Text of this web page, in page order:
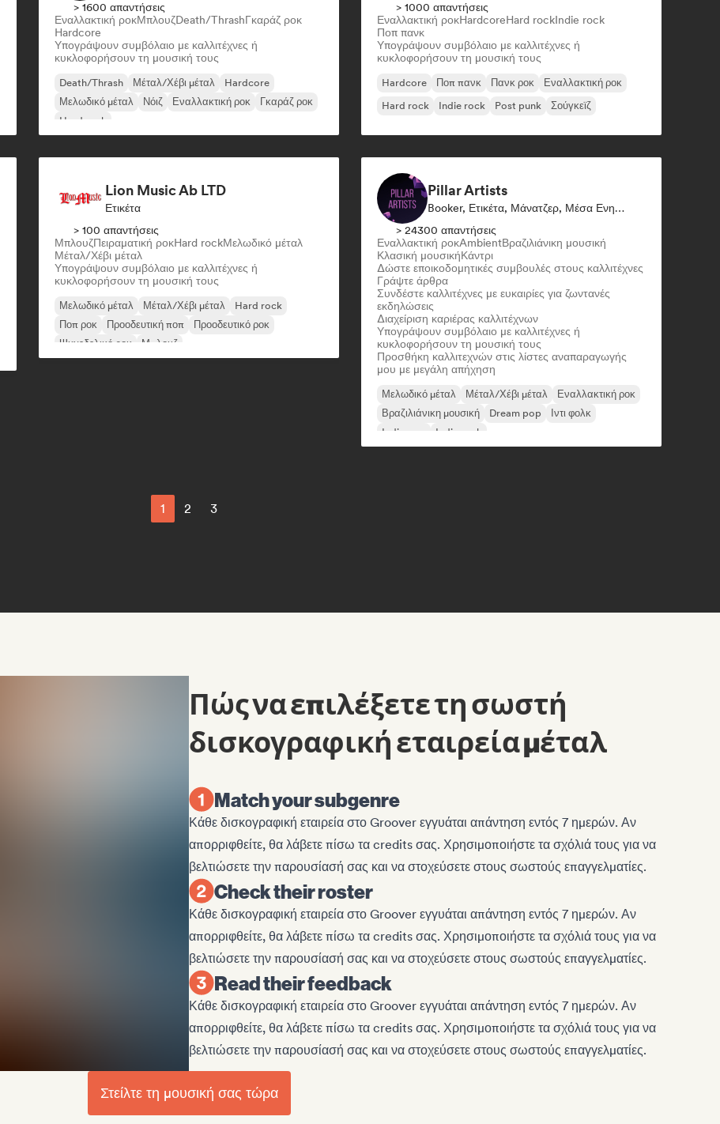
> 1600 απαντήσεις
Εναλλακτική ροκΜπλουζDeath/ThrashΓκαράζ ροκ
Hardcore
Υπογράψουν συμβόλαιο με καλλιτέχνες ή
κυκλοφορήσουν τη μουσική τους
Death/Thrash Μέταλ/Χέβι μέταλ
Hardcore
Μελωδικό μέταλ
Νόιζ Εναλλακτική ροκ
Γκαράζ ροκ
Hard rock
> 1000 απαντήσεις
Εναλλακτική ροκHardcoreHard rockIndie rock
Ποπ πανκ
Υπογράψουν συμβόλαιο με καλλιτέχνες ή
κυκλοφορήσουν τη μουσική τους
Hardcore Ποπ πανκ Πανκ ροκ
Εναλλακτική ροκ
Hard rock
Indie rock Post punk Σούγκεϊζ
Lion Music Ab LTD
Ετικέτα
> 100 απαντήσεις
ΜπλουζΠειραματική ροκHard rockΜελωδικό μέταλ
Μέταλ/Χέβι μέταλ
Υπογράψουν συμβόλαιο με καλλιτέχνες ή
κυκλοφορήσουν τη μουσική τους
Μελωδικό μέταλ Μέταλ/Χέβι μέταλ
Hard rock
Ποπ ροκ
Προοδευτική ποπ
Προοδευτικό ροκ
Ψυχεδελικό ροκ
Μπλουζ
Pillar Artists
Booker, Ετικέτα, Μάνατζερ, Μέσα Ενημέρωσης/Δημοσιογράφος, Μέντορας, Επιμελητής Λίστας Αναπαραγωγής
> 24300 απαντήσεις
Εναλλακτική ροκAmbientΒραζιλιάνικη μουσική
Κλασική μουσικήΚάντρι
Δώστε εποικοδομητικές συμβουλές στους καλλιτέχνες
Γράψτε άρθρα
Συνδέστε καλλιτέχνες με ευκαιρίες για ζωντανές
εκδηλώσεις
Διαχείριση καριέρας καλλιτέχνων
Υπογράψουν συμβόλαιο με καλλιτέχνες ή
κυκλοφορήσουν τη μουσική τους
Προσθήκη καλλιτεχνών στις λίστες αναπαραγωγής
μου με μεγάλη απήχηση
Μελωδικό μέταλ Μέταλ/Χέβι μέταλ
Εναλλακτική ροκ
Βραζιλιάνικη μουσική
Dream pop
Ιντι φολκ
Indie pop
Indie rock
1 2 3
Πώς να επιλέξετε τη σωστή
δισκογραφική εταιρεία μέταλ
Match your subgenre
Κάθε δισκογραφική εταιρεία στο Groover εγγυάται απάντηση εντός 7 ημερών. Αν
απορριφθείτε, θα λάβετε πίσω τα credits σας. Χρησιμοποιήστε τα σχόλιά τους για να
βελτιώσετε την παρουσίασή σας και να στοχεύσετε στους σωστούς επαγγελματίες.
Check their roster
Κάθε δισκογραφική εταιρεία στο Groover εγγυάται απάντηση εντός 7 ημερών. Αν
απορριφθείτε, θα λάβετε πίσω τα credits σας. Χρησιμοποιήστε τα σχόλιά τους για να
βελτιώσετε την παρουσίασή σας και να στοχεύσετε στους σωστούς επαγγελματίες.
Read their feedback
Κάθε δισκογραφική εταιρεία στο Groover εγγυάται απάντηση εντός 7 ημερών. Αν
απορριφθείτε, θα λάβετε πίσω τα credits σας. Χρησιμοποιήστε τα σχόλιά τους για να
βελτιώσετε την παρουσίασή σας και να στοχεύσετε στους σωστούς επαγγελματίες.
Στείλτε τη μουσική σας τώρα